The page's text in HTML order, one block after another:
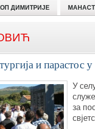
ДИМИТРИЈЕ
и парастос
У
за